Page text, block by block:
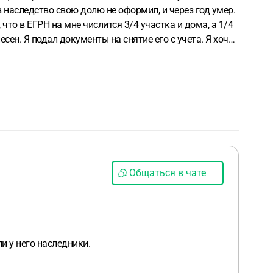
свою долю не оформил, и через год умер.
в ЕГРН на мне числится 3/4 участка и дома, а 1/4
Я подал документы на снятие его с учета. Я хочу
Общаться в чате
у него наследники.